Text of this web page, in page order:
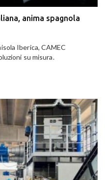
anima spagnola
Iberica, CAMEC
su misura.